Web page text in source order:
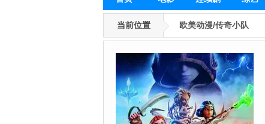
当前位置 欧美动漫/传奇小队